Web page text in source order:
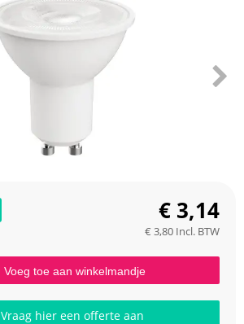
€ 3,14
€ 3,80 Incl. BTW
Voeg toe aan winkelmandje
Vraag hier een offerte aan